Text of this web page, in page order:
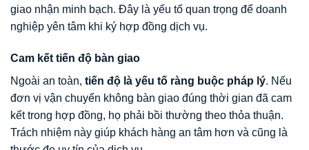
giao nhận minh bạch. Đây là yếu tố quan trọng để doanh
nghiệp yên tâm khi ký hợp đồng dịch vụ.
Cam kết tiến độ bàn giao
Ngoài an toàn, tiến độ là yếu tố ràng buộc pháp lý. Nếu
đơn vị vận chuyển không bàn giao đúng thời gian đã cam
kết trong hợp đồng, họ phải bồi thường theo thỏa thuận.
Trách nhiệm này giúp khách hàng an tâm hơn và cũng là